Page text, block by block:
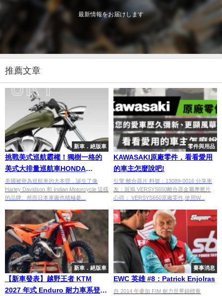
最新情報をお届けします
推薦文章
新車．絕版車
挑戰美式巡航霸權！獨樹一格的
美式大排量巡航車HONDA
VT1300CX
美國被譽為巡航車的大本營，誕生了像
Harley Davidson 和 Indian Motorcycle 這樣
的品牌。然而日本車廠也積極參...
零件與用品
KAWASAKI原廠零件，看看愛用
的車主怎麼說吧!
引擎 離合器片 料號：13089-0016 分享車
友：斑鳩 VERSYS650離合器金屬摩擦片
心得： VERSYS650原廠零件,使用W...
新車．絕版車
【新車發表】越野王者 KTM
2027 年式 Enduro 耐力車系登
賽事消息
EWC 英雄 #8：Patrick Enjolras
自 2014 年參加 FIM 耐力世界錦標賽